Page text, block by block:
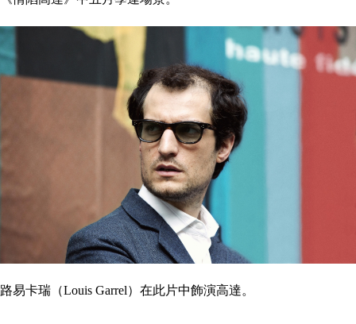
路易卡瑞（Louis Garrel）在此片中飾演高達。